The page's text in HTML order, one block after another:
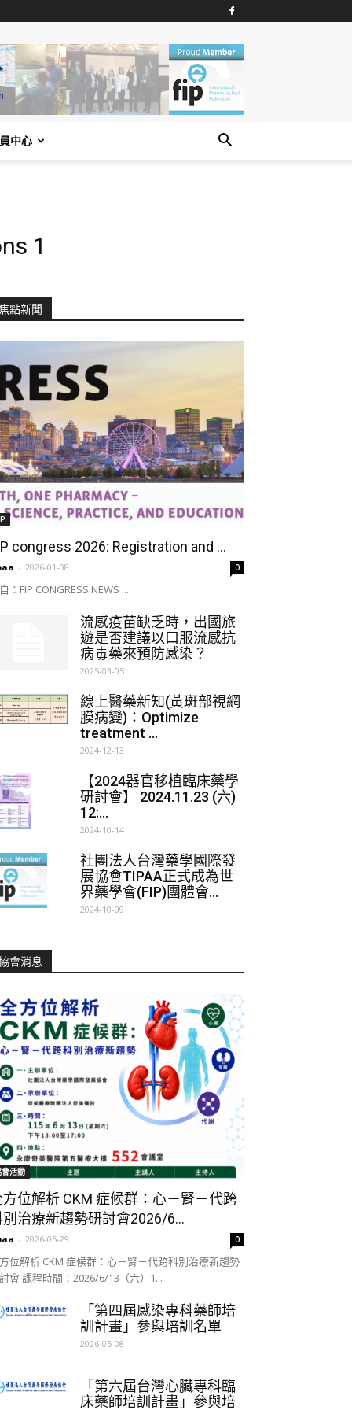
中心
1
點新聞
congress 2026: Registration and ...
- 2026-01-08 0
：FIP CONGRESS NEWS ...
流感疫苗缺乏時，出國旅
遊是否建議以口服流感抗
病毒藥來預防感染？
2025-03-05
線上醫藥新知(黃斑部視網
膜病變)：Optimize
treatment ...
2024-12-13
【2024器官移植臨床藥學
研討會】 2024.11.23 (六)
12:...
2024-10-14
社團法人台灣藥學國際發
展協會TIPAA正式成為世
界藥學會(FIP)團體會...
2024-10-09
會消息
活動
方位解析 CKM 症候群：心－腎－代跨
別治療新趨勢研討會2026/6...
- 2026-05-29 0
位解析 CKM 症候群：心－腎－代跨科別治療新趨勢
會 課程時間：2026/6/13（六）1...
「第四屆感染專科藥師培
訓計畫」參與培訓名單
2026-05-08
「第六屆台灣心臟專科臨
床藥師培訓計畫」參與培